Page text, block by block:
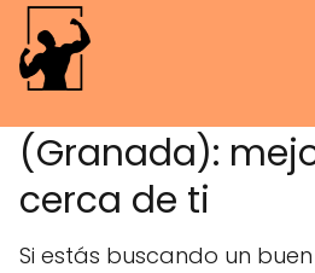
Gimnasios en
(Granada):
cerca de ti
Si estás buscando un